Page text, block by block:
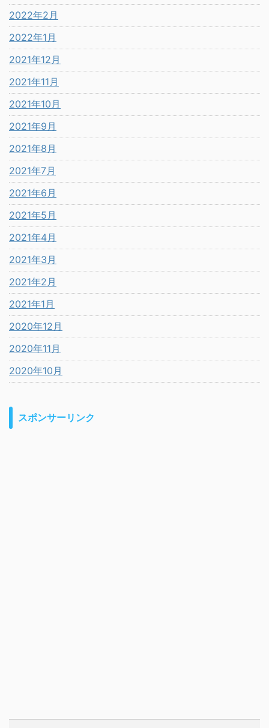
2022年2月
2022年1月
2021年12月
2021年11月
2021年10月
2021年9月
2021年8月
2021年7月
2021年6月
2021年5月
2021年4月
2021年3月
2021年2月
2021年1月
2020年12月
2020年11月
2020年10月
スポンサーリンク